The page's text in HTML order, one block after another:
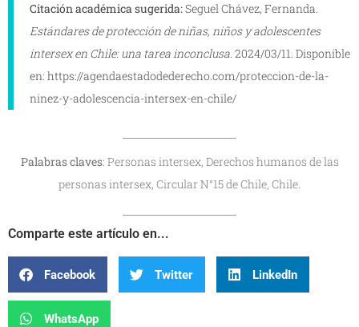
Citación académica sugerida:Seguel Chávez, Fernanda.
Estándares de protección de niñas, niños y adolescentes
intersex en Chile: una tarea inconclusa. 2024/03/11. Disponible
en: https://agendaestadodederecho.com/proteccion-de-la-
ninez-y-adolescencia-intersex-en-chile/
Palabras claves: Personas intersex, Derechos humanos de las
personas intersex, Circular N°15 de Chile, Chile.
Comparte este artículo en...
Facebook Twitter LinkedIn
WhatsApp